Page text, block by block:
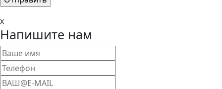
x
Напишите нам